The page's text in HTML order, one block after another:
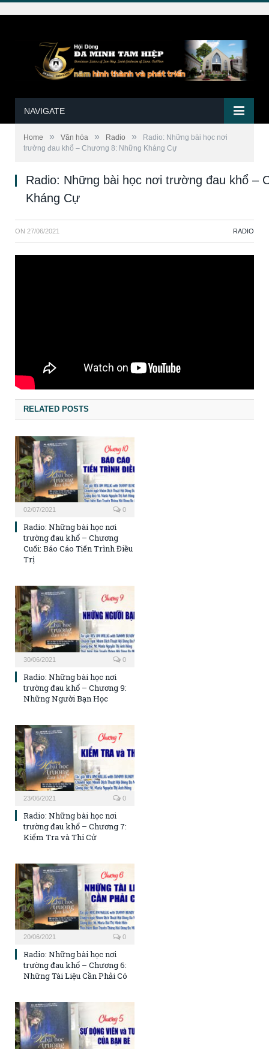
NAVIGATE
Home » Văn hóa » Radio »
Radio: Những bài học nơi
trường đau khổ – Chương 8: Những Kháng Cự
Radio: Những bài học nơi trường đau khổ –
Kháng Cự
ON 27/06/2021 RADIO
RELATED POSTS
02/07/2021 0
Radio: Những bài học nơi
trường đau khổ – Chương
Cuối: Báo Cáo Tiến Trình Điều
Trị
30/06/2021 0
Radio: Những bài học nơi
trường đau khổ – Chương 9:
Những Người Bạn Học
23/06/2021 0
Radio: Những bài học nơi
trường đau khổ – Chương 7:
Kiểm Tra và Thi Cử
20/06/2021 0
Radio: Những bài học nơi
trường đau khổ – Chương 6:
Những Tài Liệu Cần Phải Có